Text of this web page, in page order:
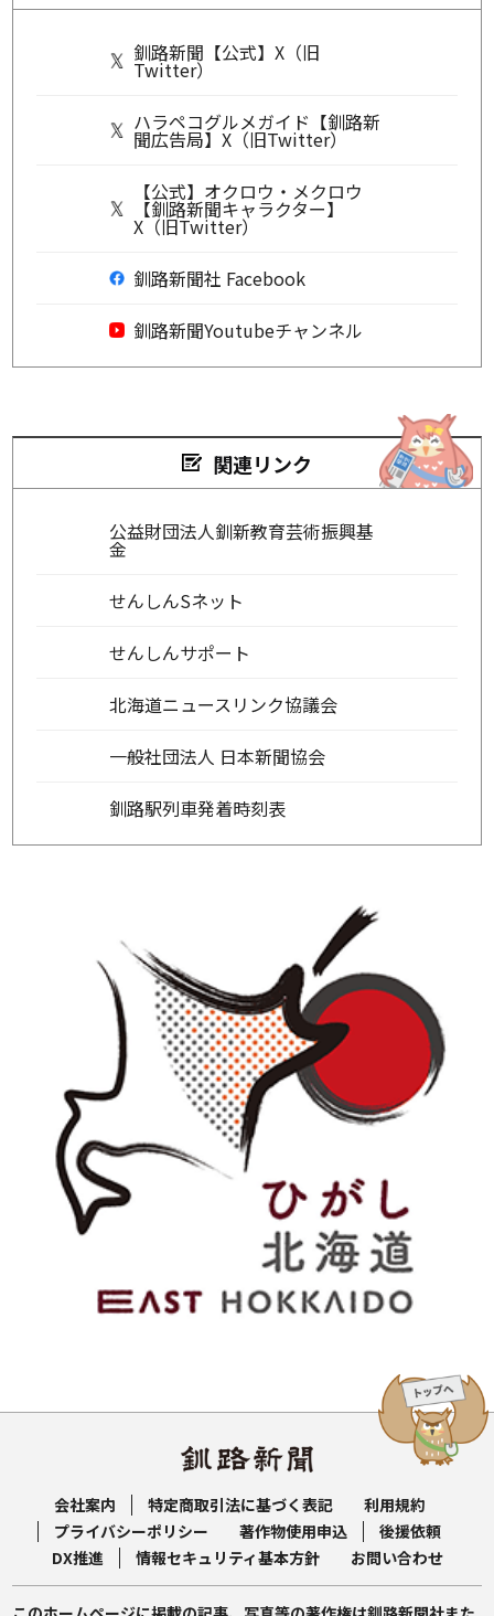
釧路新聞【公式】X（旧
Twitter）
ハラペコグルメガイド【釧路新
聞広告局】X（旧Twitter）
【公式】オクロウ・メクロウ
【釧路新聞キャラクター】
X（旧Twitter）
釧路新聞社 Facebook
釧路新聞Youtubeチャンネル
関連リンク
公益財団法人釧新教育芸術振興基
金
せんしんSネット
せんしんサポート
北海道ニュースリンク協議会
一般社団法人 日本新聞協会
釧路駅列車発着時刻表
会社案内 特定商取引法に基づく表記
利用規約
プライバシーポリシー
著作物使用申込
後援依頼
DX推進
情報セキュリティ基本方針 お問い合わせ